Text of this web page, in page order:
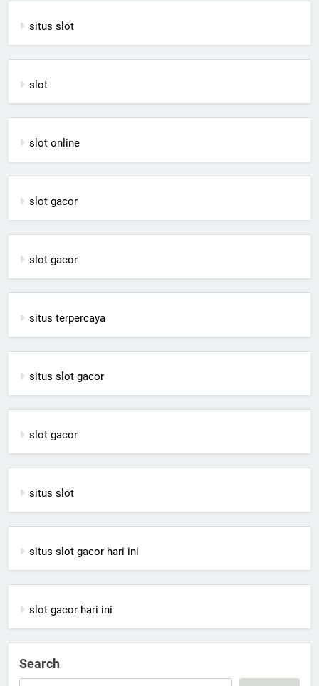
situs slot
slot
slot online
slot gacor
slot gacor
situs terpercaya
situs slot gacor
slot gacor
situs slot
situs slot gacor hari ini
slot gacor hari ini
Search